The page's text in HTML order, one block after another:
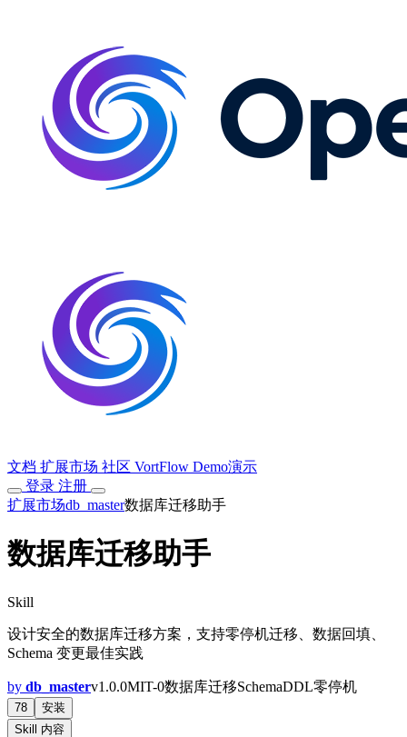
文档 扩展市场 社区 VortFlow Demo演示
登录 注册
扩展市场db_master数据库迁移助手
数据库迁移助手
Skill
设计安全的数据库迁移方案，支持零停机迁移、数据回填、
Schema 变更最佳实践
by db_masterv1.0.0MIT-0数据库迁移SchemaDDL零停机
78
安装
Skill 内容